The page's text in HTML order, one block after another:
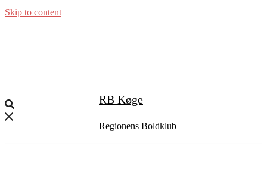
Skip to content
RB Køge
Regionens Boldklub